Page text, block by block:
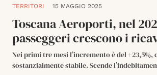
TERRITORI 15 MAGGIO 2025
Toscana Aeroporti, nel
passeggeri crescono i
Nei primi tre mesi l’incremento è del +23,5%,
sostanzialmente stabile. Scende